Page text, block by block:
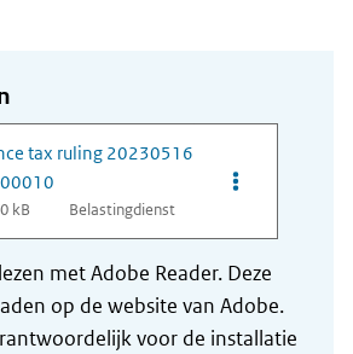
tax ruling 20230516
kB Belastingdienst
Opties van
met Adobe Reader. Deze
op de website van Adobe.
voor de installatie